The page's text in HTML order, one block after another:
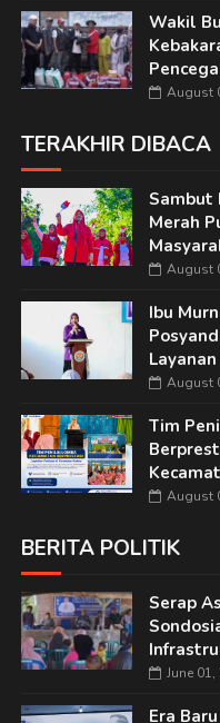
Wakil
August
TERAKHIR DIBACA
Sambut
Merah
August
Ibu
August
Tim
August
BERITA POLITIK
Serap
June
Era